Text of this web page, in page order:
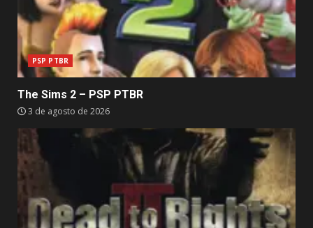
PSP PTBR
The Sims 2 – PSP PTBR
3 de agosto de 2026